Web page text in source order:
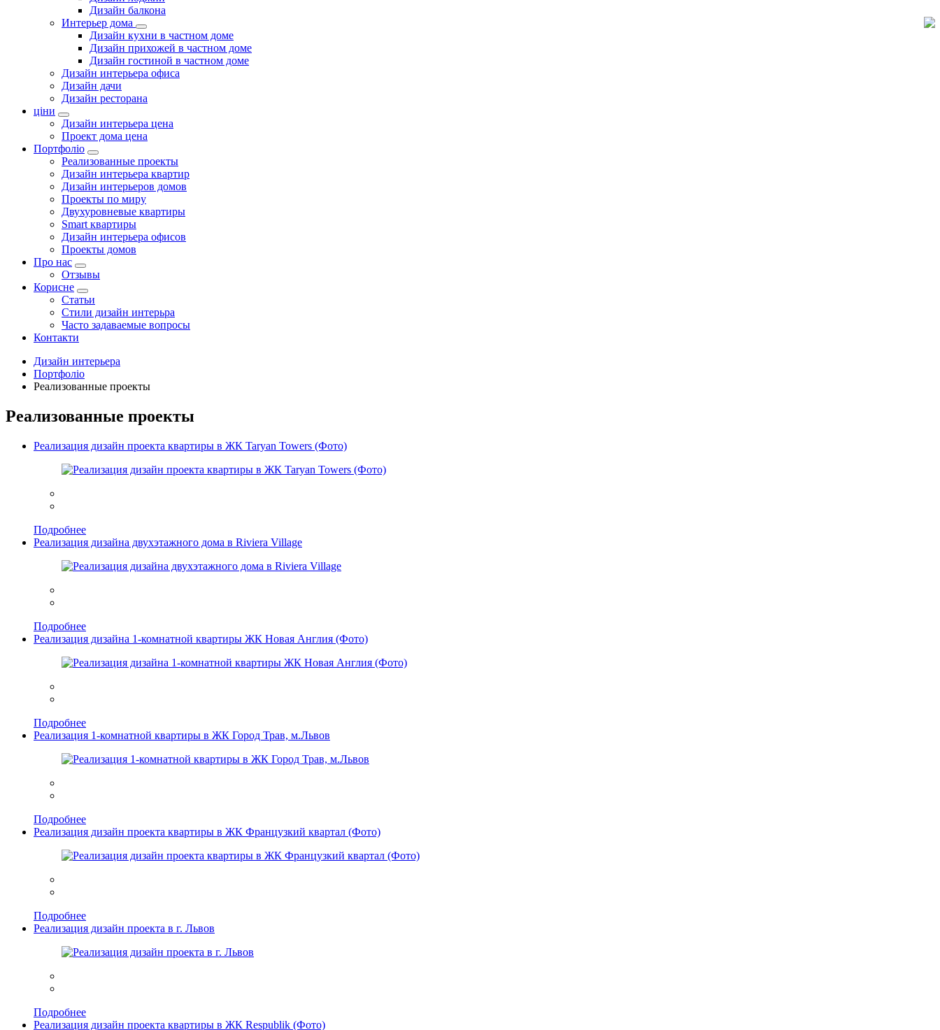
Дизайн балкона
Интерьер дома
Дизайн кухни в частном доме
Дизайн прихожей в частном доме
Дизайн гостиной в частном доме
Дизайн интерьера офиса
Дизайн дачи
Дизайн ресторана
ціни
Дизайн интерьера цена
Проект дома цена
Портфоліо
Реализованные проекты
Дизайн интерьера квартир
Дизайн интерьеров домов
Проекты по миру
Двухуровневые квартиры
Smart квартиры
Дизайн интерьера офисов
Проекты домов
Про нас
Отзывы
Корисне
Статьи
Cтили дизайн интерьра
Часто задаваемые вопросы
Контакти
Дизайн интерьера
Портфоліо
Реализованные проекты
Реализованные проекты
Реализация дизайн проекта квартиры в ЖК Taryan Towers (Фото)
Подробнее
Реализация дизайна двухэтажного дома в Riviera Village
Подробнее
Реализация дизайна 1-комнатной квартиры ЖК Новая Англия (Фото)
Подробнее
Реализация 1-комнатной квартиры в ЖК Город Трав, м.Львов
Подробнее
Реализация дизайн проекта квартиры в ЖК Французкий квартал (Фото)
Подробнее
Реализация дизайн проекта в г. Львов
Подробнее
Реализация дизайн проекта квартиры в ЖК Respublik (Фото)